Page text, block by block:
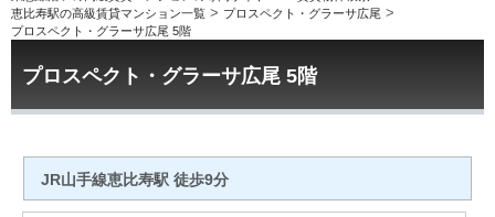
恵比寿駅の高級賃貸マンション一覧 > プロスペクト・グラーサ広尾 >
プロスペクト・グラーサ広尾 5階
プロスペクト・グラーサ広尾 5階
JR山手線恵比寿駅 徒歩9分